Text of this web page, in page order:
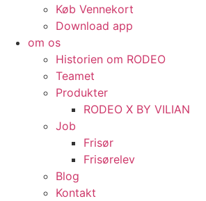
Køb Vennekort
Download app
om os
Historien om RODEO
Teamet
Produkter
RODEO X BY VILIAN
Job
Frisør
Frisørelev
Blog
Kontakt